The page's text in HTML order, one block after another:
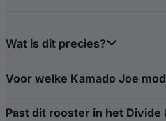
Wat is dit precies?
Voor welke Kamado Joe
Past dit rooster in het Divide